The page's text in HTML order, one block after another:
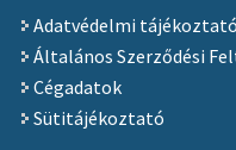
Adatvédelmi tájékoztató
Általános Szerződési
Cégadatok
Sütitájékoztató